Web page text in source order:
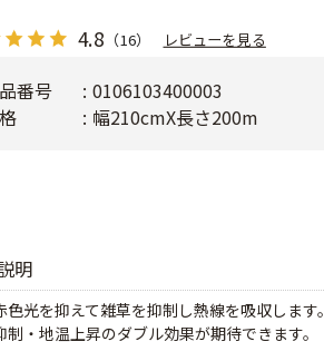
4.8 （16） レビューを見る
明
色光を抑えて雑草を抑制し熱線を吸収します。
制・地温上昇のダブル効果が期待できます。
番号
0106103400003
幅210cmX長さ200m